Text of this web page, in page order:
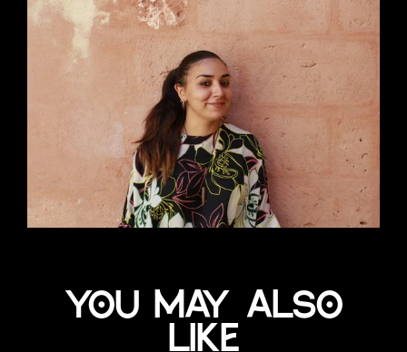
You may also
like